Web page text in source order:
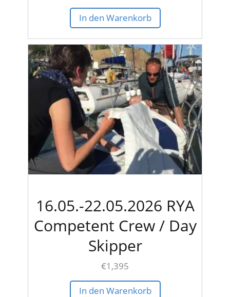
In den Warenkorb
16.05.-22.05.2026 RYA
Competent Crew / Day
Skipper
€1,395
In den Warenkorb